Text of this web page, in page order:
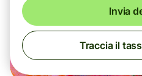
Invia
Traccia il